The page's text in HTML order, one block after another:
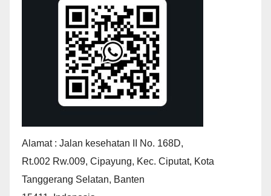
Alamat : Jalan kesehatan II No. 168D,
Rt.002 Rw.009, Cipayung, Kec. Ciputat, Kota
Tanggerang Selatan, Banten